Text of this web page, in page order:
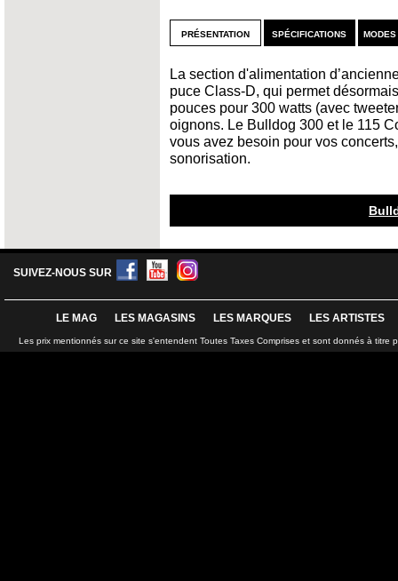
présentation
La section d'alimentation
puce Class-D, qui permet
pouces pour 300 watts (avec
oignons. Le Bulldog 300 et le 115
vous avez besoin pour vos
sonorisation.
spécifications
SUIVEZ-NOUS SUR
LE MAG LES MAGASINS LES MARQUES LES ARTISTES
Les prix mentionnés sur ce site s'entendent Toutes Taxes Comprises et sont donnés à